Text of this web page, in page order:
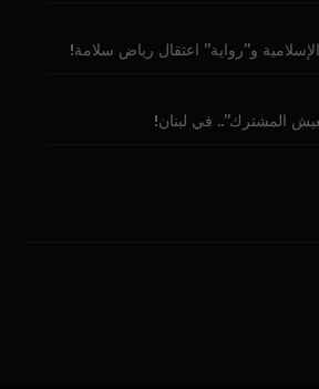
الإسلامية و”رواية” اعتقال رياض سلامة!
المشترك”.. في لبنان!